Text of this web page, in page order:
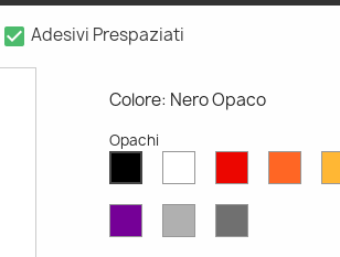
check_box Adesivi Prespaziati
Colore: Nero Opaco
Opachi
Opaco OpacoOpaco
OpacoChiaroScuro